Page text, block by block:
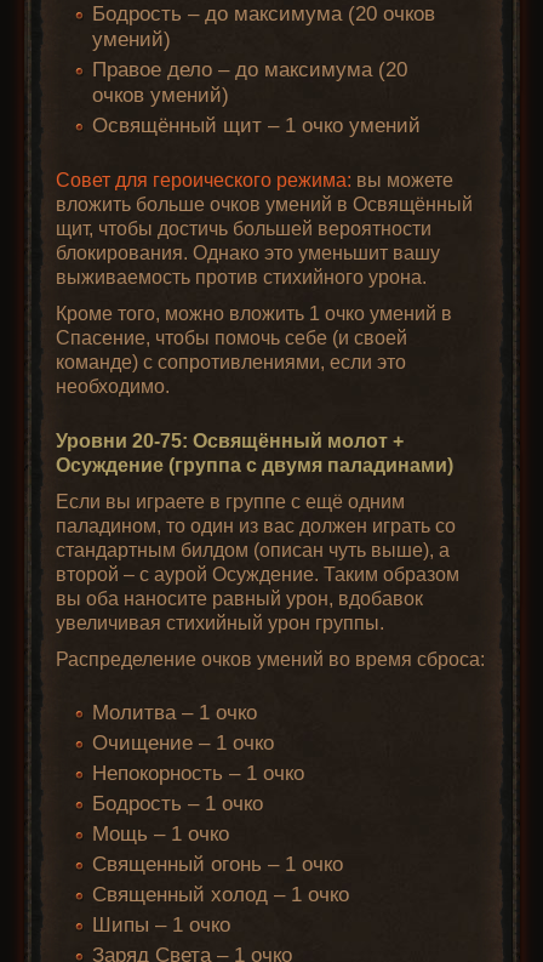
Бодрость – до максимума (20 очков
умений)
Правое дело – до максимума (20
очков умений)
Освящённый щит – 1 очко умений
Совет для героического режима: вы можете
вложить больше очков умений в Освящённый
щит, чтобы достичь большей вероятности
блокирования. Однако это уменьшит вашу
выживаемость против стихийного урона.
Кроме того, можно вложить 1 очко умений в
Спасение, чтобы помочь себе (и своей
команде) с сопротивлениями, если это
необходимо.
Уровни 20-75: Освящённый молот +
Осуждение (группа с двумя паладинами)
Если вы играете в группе с ещё одним
паладином, то один из вас должен играть со
стандартным билдом (описан чуть выше), а
второй – с аурой Осуждение. Таким образом
вы оба наносите равный урон, вдобавок
увеличивая стихийный урон группы.
Распределение очков умений во время сброса:
Молитва – 1 очко
Очищение – 1 очко
Непокорность – 1 очко
Бодрость – 1 очко
Мощь – 1 очко
Священный огонь – 1 очко
Священный холод – 1 очко
Шипы – 1 очко
Заряд Света – 1 очко